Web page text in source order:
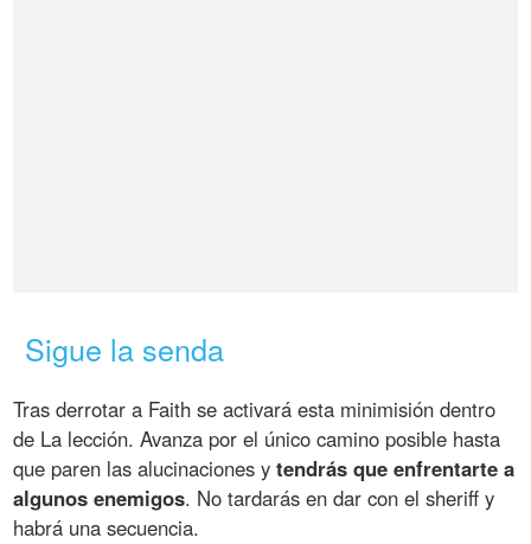
Sigue la senda
Tras derrotar a Faith se activará esta minimisión dentro
de La lección. Avanza por el único camino posible hasta
que paren las alucinaciones ytendrás que enfrentarte a
algunos enemigos. No tardarás en dar con el sheriff y
habrá una secuencia.